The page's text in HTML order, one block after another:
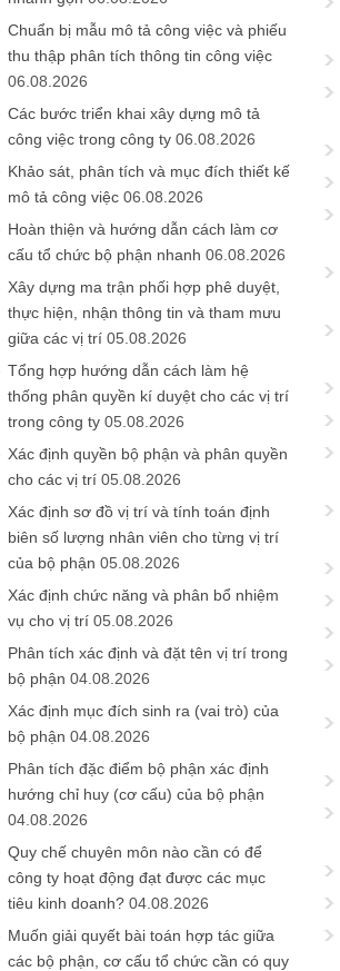
Chuẩn bị mẫu mô tả công việc và phiếu
thu thập phân tích thông tin công việc
06.08.2026
Các bước triển khai xây dựng mô tả
công việc trong công ty 06.08.2026
Khảo sát, phân tích và mục đích thiết kế
mô tả công việc 06.08.2026
Hoàn thiện và hướng dẫn cách làm cơ
cấu tổ chức bộ phận nhanh 06.08.2026
Xây dựng ma trận phối hợp phê duyệt,
thực hiện, nhận thông tin và tham mưu
giữa các vị trí 05.08.2026
Tổng hợp hướng dẫn cách làm hệ
thống phân quyền kí duyệt cho các vị trí
trong công ty 05.08.2026
Xác định quyền bộ phận và phân quyền
cho các vị trí 05.08.2026
Xác định sơ đồ vị trí và tính toán định
biên số lượng nhân viên cho từng vị trí
của bộ phận 05.08.2026
Xác định chức năng và phân bổ nhiệm
vụ cho vị trí 05.08.2026
Phân tích xác định và đặt tên vị trí trong
bộ phận 04.08.2026
Xác định mục đích sinh ra (vai trò) của
bộ phận 04.08.2026
Phân tích đặc điểm bộ phận xác định
hướng chỉ huy (cơ cấu) của bộ phận
04.08.2026
Quy chế chuyên môn nào cần có để
công ty hoạt động đạt được các mục
tiêu kinh doanh? 04.08.2026
Muốn giải quyết bài toán hợp tác giữa
các bộ phận, cơ cấu tổ chức cần có quy